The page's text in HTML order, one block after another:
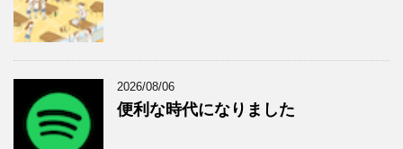
2026/08/06
便利な時代になりました